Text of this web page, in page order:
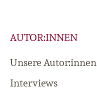
AUTOR:INNEN
Unsere Autor:innen
Interviews